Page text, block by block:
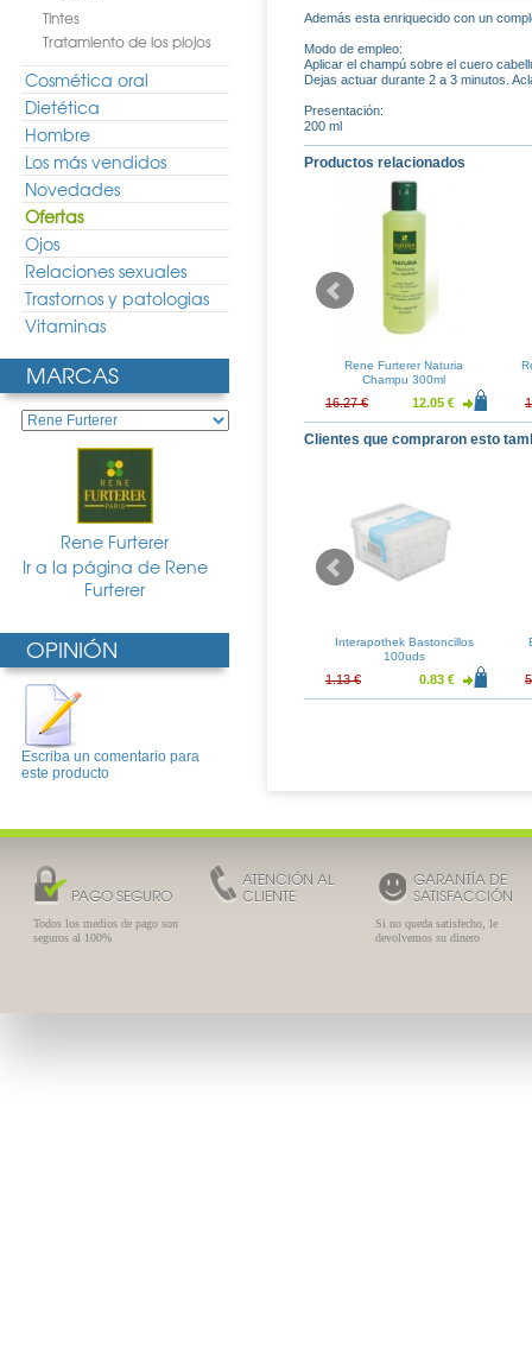
Tintes
Tratamiento de los piojos
Cosmética oral
Dietética
Hombre
Los más vendidos
Novedades
Ofertas
Ojos
Relaciones sexuales
Trastornos y patologias
Vitaminas
MARCAS
Rene Furterer
Ir a la página de Rene
Furterer
OPINIÓN
Escriba un comentario para
este producto
Además esta enriquecido con un
Modo de empleo:
Aplicar el champú sobre el cuero
Dejas actuar durante 2 a 3 minutos.
Presentación:
200 ml
Productos relacionados
50ml
15.66 €
Sol 200ml
37.51 € 27.78 €
Rene Furterer Naturia
Champu 300ml
16.27 € 12.05 €
Clientes que compraron esto
Interapothek Bastoncillos
100uds
1.13 € 0.83 €
PAGO SEGURO
Todos los medios de pago son
seguros al 100%
ATENCIÓN AL
CLIENTE
GARANTÍA DE
SATISFACCIÓN
Si no queda satisfecho, le
devolvemos su dinero